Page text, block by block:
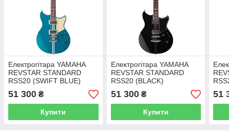
Електрогітара YAMAHA
REVSTAR STANDARD
RSS20 (SWIFT BLUE)
51 300 ₴
Купити
Електрогітара YAMAHA
REVSTAR STANDARD
RSS20 (BLACK)
51 300₴
Купити
51